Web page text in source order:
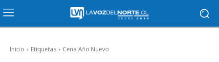
Inicio Etiquetas Cena Año Nuevo